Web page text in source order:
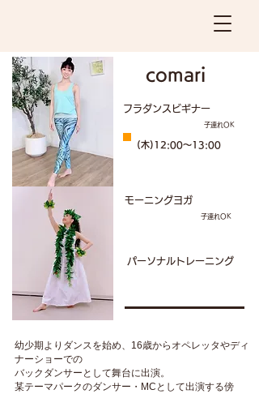
comari​
フラダンスビギナー
​子連れOK
​(木)12:00〜13:00
モーニングヨガ
​子連れOK
​パーソナルトレーニング
幼少期よりダンスを始め、16歳からオペレッタやディ
ナーショーでの
バックダンサーとして舞台に出演。
某テーマパークのダンサー・MCとして出演する傍